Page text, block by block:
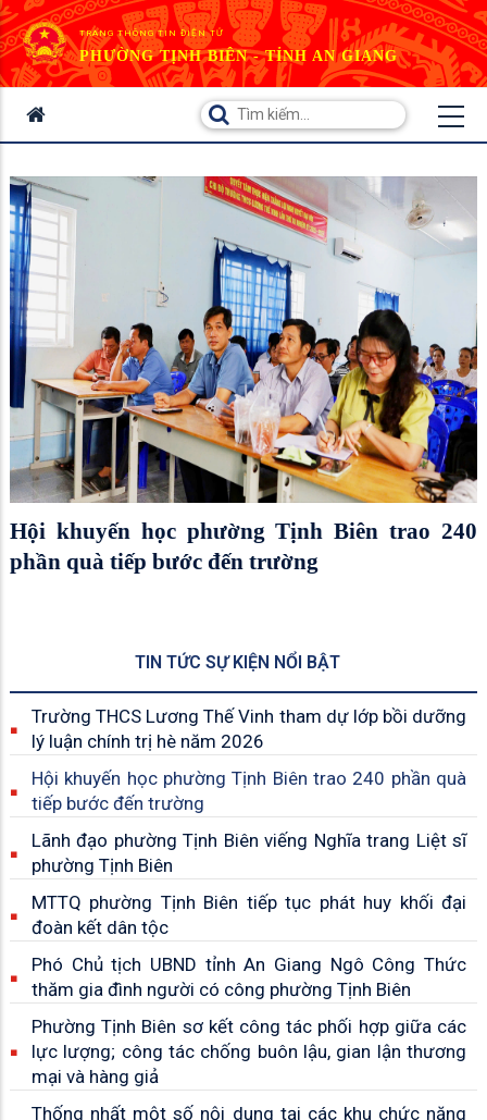
TRANG THÔNG TIN ĐIỆN TỬ
PHƯỜNG TỊNH BIÊN - TỈNH AN GIANG
Hội khuyến học phường Tịnh Biên trao 240
phần quà tiếp bước đến trường
TIN TỨC SỰ KIỆN NỔI BẬT
Trường THCS Lương Thế Vinh tham dự lớp bồi dưỡng
lý luận chính trị hè năm 2026
Hội khuyến học phường Tịnh Biên trao 240 phần quà
tiếp bước đến trường
Lãnh đạo phường Tịnh Biên viếng Nghĩa trang Liệt sĩ
phường Tịnh Biên
MTTQ phường Tịnh Biên tiếp tục phát huy khối đại
đoàn kết dân tộc
Phó Chủ tịch UBND tỉnh An Giang Ngô Công Thức
thăm gia đình người có công phường Tịnh Biên
Phường Tịnh Biên sơ kết công tác phối hợp giữa các
lực lượng; công tác chống buôn lậu, gian lận thương
mại và hàng giả
Thống nhất một số nội dung tại các khu chức năng